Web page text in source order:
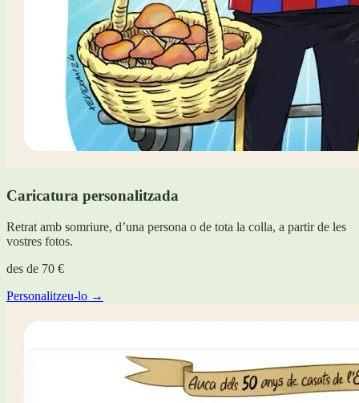
Caricatura personalitzada
Retrat amb somriure, d’una persona o de tota la colla, a partir de les
vostres fotos.
des de 70 €
Personalitzeu-lo →